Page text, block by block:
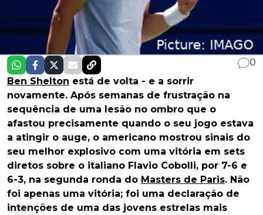
0
Ben Shelton está de volta - e a sorrir
novamente. Após semanas de frustração na
sequência de uma lesão no ombro que o
afastou precisamente quando o seu jogo estava
a atingir o auge, o americano mostrou sinais do
seu melhor explosivo com uma vitória em sets
diretos sobre o italiano Flavio Cobolli, por 7-6 e
6-3, na segunda ronda do Masters de Paris. Não
foi apenas uma vitória; foi uma declaração de
intenções de uma das jovens estrelas mais